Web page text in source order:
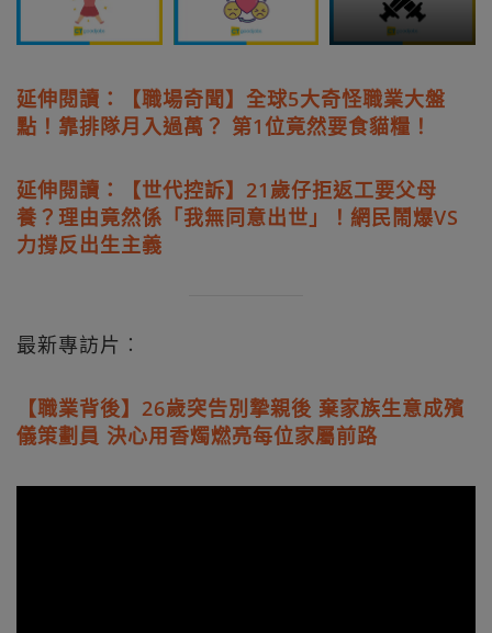
延伸閱讀：【職場奇聞】全球5大奇怪職業大盤
點！靠排隊月入過萬？ 第1位竟然要食貓糧！
延伸閱讀：【世代控訴】21歲仔拒返工要父母
養？理由竟然係「我無同意出世」！網民鬧爆VS
力撐反出生主義
最新專訪片︰
【職業背後】26歲突告別摯親後 棄家族生意成殯
儀策劃員 決心用香燭燃亮每位家屬前路